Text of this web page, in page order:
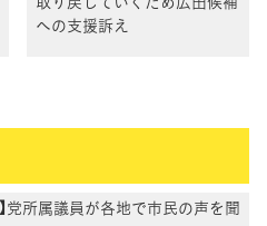
への支援訴え
】党所属議員が各地で市民の声を聞